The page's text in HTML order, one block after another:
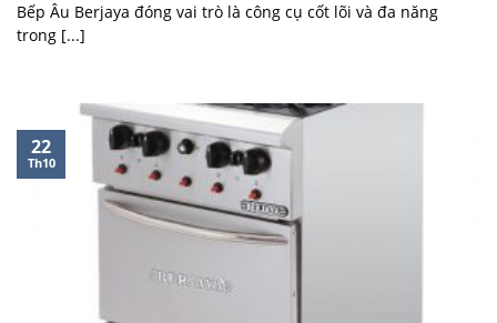
Bếp Âu Berjaya đóng vai trò là công cụ cốt lõi và đa năng
trong [...]
22
Th10